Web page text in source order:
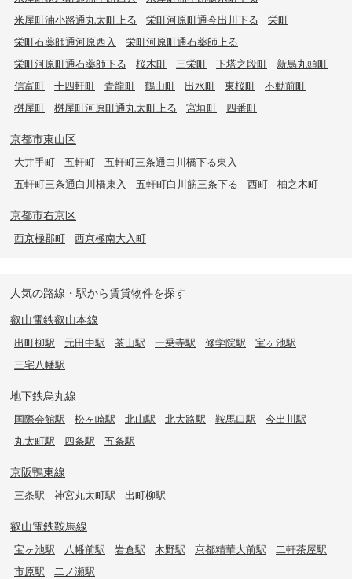
米屋町油小路通丸太町上る
栄町河原町通今出川下る
栄町
栄町石薬師通河原西入
栄町河原町通石薬師上る
栄町河原町通石薬師下る
桜木町 三栄町 下塔之段町
新烏丸頭町
信富町
十四軒町 青龍町 鶴山町 出水町 東桜町
不動前町
桝屋町
桝屋町河原町通丸太町上る 宮垣町 四番町
京都市東山区
大井手町 五軒町
五軒町三条通白川橋下る東入
五軒町三条通白川橋東入
五軒町白川筋三条下る 西町 柚之木町
京都市右京区
西京極郡町 西京極南大入町
人気の路線・駅から賃貸物件を探す
叡山電鉄叡山本線
出町柳駅 元田中駅 茶山駅 一乗寺駅 修学院駅
宝ヶ池駅
三宅八幡駅
地下鉄烏丸線
国際会館駅 松ヶ崎駅 北山駅 北大路駅 鞍馬口駅
今出川駅
丸太町駅
四条駅 五条駅
京阪鴨東線
三条駅 神宮丸太町駅 出町柳駅
叡山電鉄鞍馬線
宝ヶ池駅 八幡前駅 岩倉駅 木野駅 京都精華大前駅
二軒茶屋駅
市原駅
二ノ瀬駅